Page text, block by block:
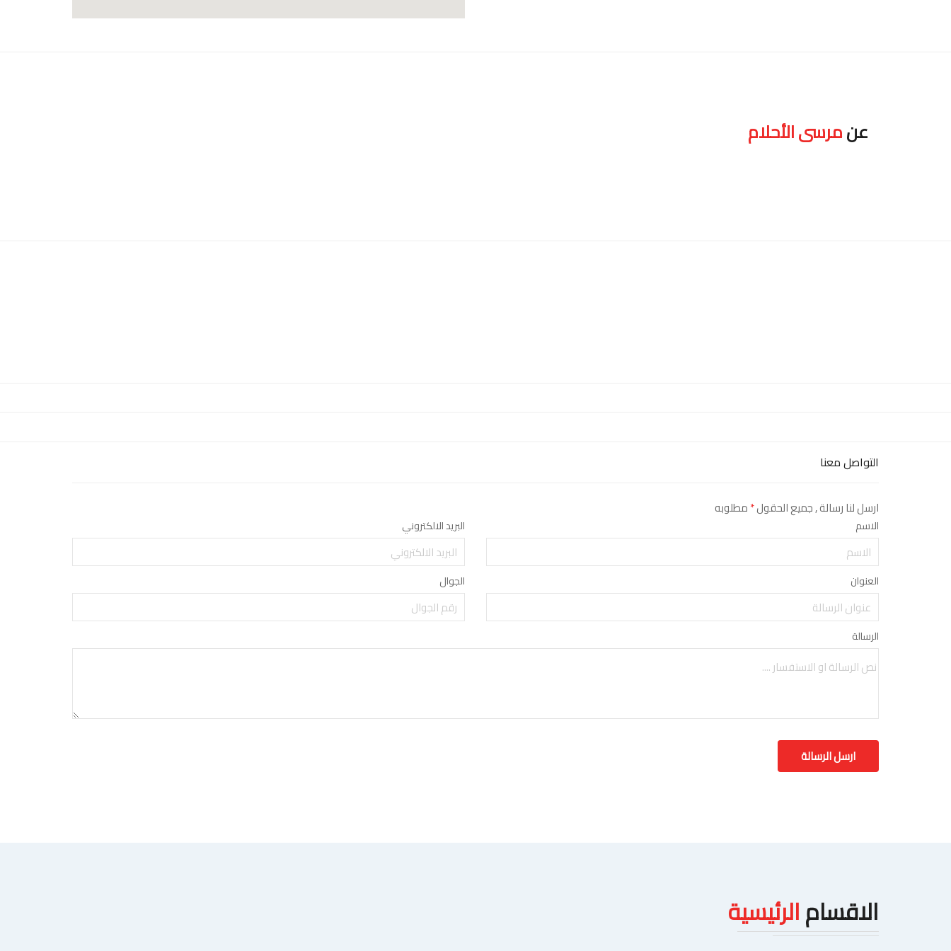
عنمرسى الأحلام
التواصل معنا
ارسل لنا رسالة , جميع الحقول*مطلوبه
الاسم البريد الالكتروني
العنوان الجوال
الرسالة
الاقسامالرئيسية